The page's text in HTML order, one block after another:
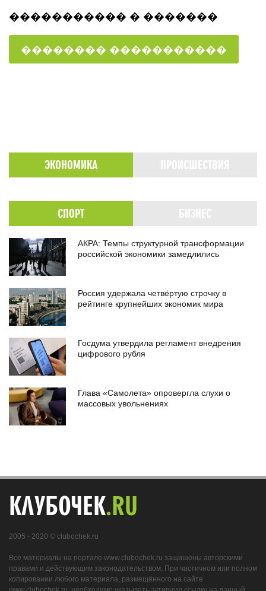
����������� � �������
�������� �����������
ЭКОНОМИКА
СПОРТ
АКРА: Темпы структурной трансформации
российской экономики замедлились
Россия удержала четвёртую строчку в
рейтинге крупнейших экономик мира
Госдума утвердила регламент внедрения
цифрового рубля
Глава «Самолета» опровергла слухи о
массовых увольнениях
КЛУБОЧЕК.RU
2005 - 2020 © clubochek.ru
Все материалы на портале www.clubochek.ru защищены авторскими
правами и действующим законодательством. При частичном или полном
копировании любого материала, размещённого на сайте